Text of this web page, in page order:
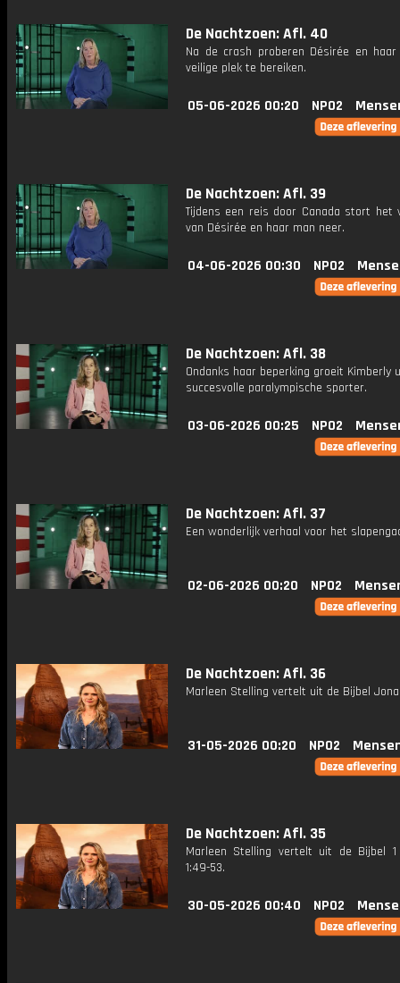
De Nachtzoen: Afl. 40
Na de crash proberen Désirée en
veilige plek te bereiken.
05-06-2026 00:20 NPO2
De Nachtzoen: Afl. 39
Tijdens een reis door Canada stort het
van Désirée en haar man neer.
04-06-2026 00:30 NPO2
De Nachtzoen: Afl. 38
Ondanks haar beperking groeit Kimberly
succesvolle paralympische sporter.
03-06-2026 00:25 NPO2
De Nachtzoen: Afl. 37
Een wonderlijk verhaal voor het
02-06-2026 00:20 NPO2
De Nachtzoen: Afl. 36
Marleen Stelling vertelt uit de Bijbel Jona
31-05-2026 00:20 NPO2
De Nachtzoen: Afl. 35
Marleen Stelling vertelt uit de Bijbel 1
1:49-53.
30-05-2026 00:40 NPO2